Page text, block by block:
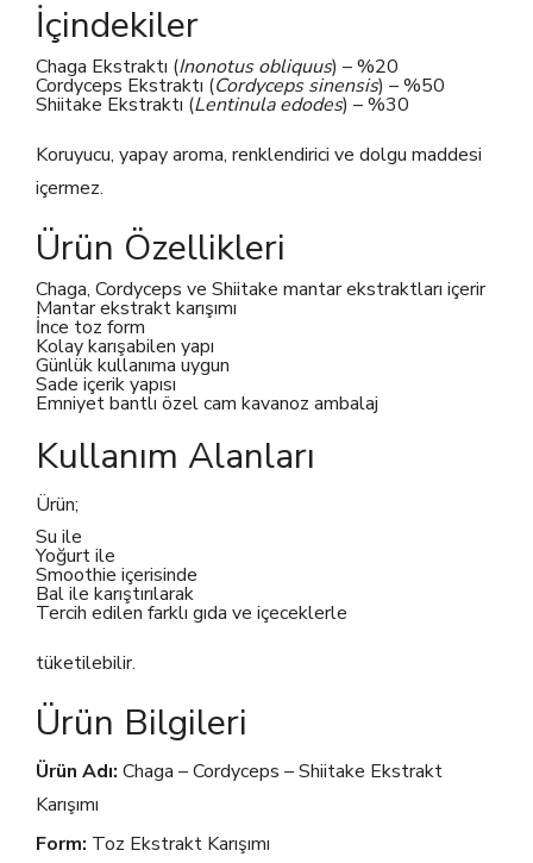
İçindekiler
Chaga Ekstraktı (Inonotus obliquus) – %20
Cordyceps Ekstraktı (Cordyceps sinensis) – %50
Shiitake Ekstraktı (Lentinula edodes) – %30
Koruyucu, yapay aroma, renklendirici ve dolgu maddesi
içermez.
Ürün Özellikleri
Chaga, Cordyceps ve Shiitake mantar ekstraktları içerir
Mantar ekstrakt karışımı
İnce toz form
Kolay karışabilen yapı
Günlük kullanıma uygun
Sade içerik yapısı
Emniyet bantlı özel cam kavanoz ambalaj
Kullanım Alanları
Ürün;
Su ile
Yoğurt ile
Smoothie içerisinde
Bal ile karıştırılarak
Tercih edilen farklı gıda ve içeceklerle
tüketilebilir.
Ürün Bilgileri
Ürün Adı: Chaga – Cordyceps – Shiitake Ekstrakt
Karışımı
Form: Toz Ekstrakt Karışımı